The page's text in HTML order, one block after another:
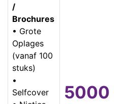
/
Brochures
• Grote
Oplages
(vanaf 100
stuks)
•
Selfcover
5000